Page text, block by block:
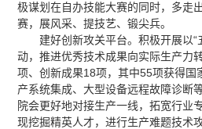
极谋划在自办技能大赛的同时，多走
赛，展风采、提技艺、锻尖兵。
建好创新攻关平台。积极开展以
动，推进优秀技术成果向实际生产力
项、创新成果18项，其中55项获得国
产系统集成、大型设备远程故障诊断
院会更好地对接生产一线，拓宽行业
现挖掘精英人才，进行生产难题技术